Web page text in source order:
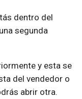
dentro del
segunda
y esta se
del vendedor o
abrir otra.